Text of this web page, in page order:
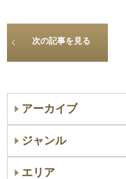
次の記事を見る
アーカイブ
ジャンル
エリア